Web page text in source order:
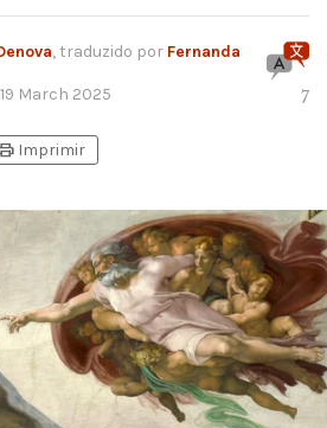
, traduzido por Fernanda
19 March 2025 7
Imprimir